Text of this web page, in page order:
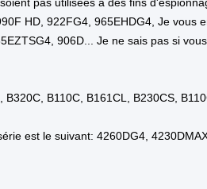
Le Mexique
Espagne
Malaisie
Fournit